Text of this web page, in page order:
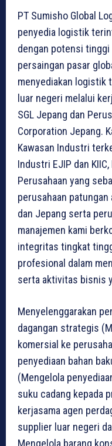
PT Sumisho Global
penyedia logistik
dengan potensi
persaingan pasar
menyediakan logistik
luar negeri melalui
SGL Jepang dan
Corporation Jepang.
Kawasan Industri
Industri EJIP dan
Perusahaan yang
perusahaan
dan Jepang serta
manajemen kami
integritas tingkat
profesional dalam
serta aktivitas bisnis
Menyelenggarakan
dagangan strategis
komersial ke
penyediaan bahan
(Mengelola
suku cadang kepada
kerjasama agen
supplier luar negeri
Mengelola barang